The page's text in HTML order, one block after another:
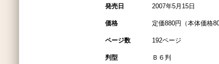
発売日 2007年5月15日
価格 定価880円（本体価格
ページ数 192ページ
判型 Ｂ６判